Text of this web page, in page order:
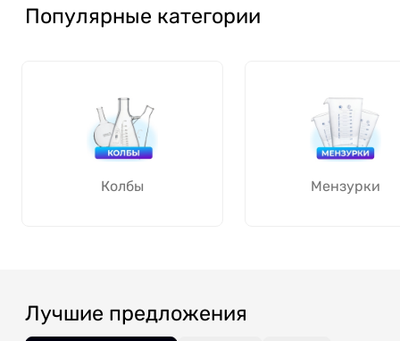
Популярные категории
Колбы Мензурки
Лучшие предложения